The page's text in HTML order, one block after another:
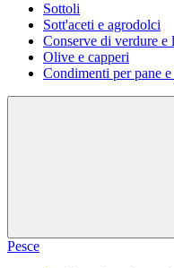
Sottoli
Sott'aceti e agrodolci
Conserve di verdure e
Olive e capperi
Condimenti per pane e
Pesce